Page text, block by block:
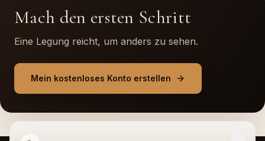
Mach den ersten Schritt
Eine Legung reicht, um anders zu sehen.
Mein kostenloses Konto erstellen